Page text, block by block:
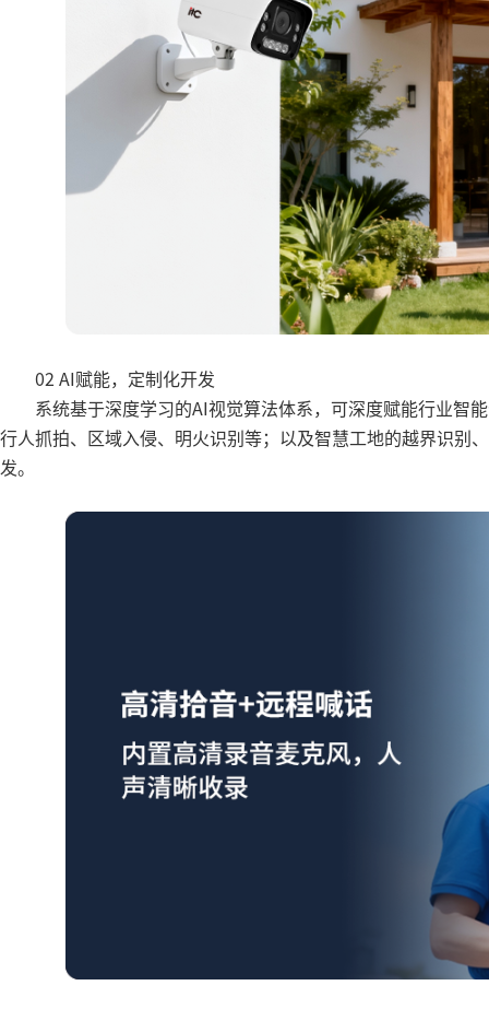
02 AI赋能，定制化开发
系统基于深度学习的AI视觉算法体系，可深度赋能行业智
行人抓拍、区域入侵、明火识别等；以及智慧工地的越界识别
发。